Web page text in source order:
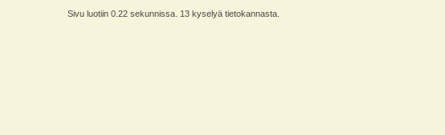
Sivu luotiin 0.22 sekunnissa. 13 kyselyä tietokannasta.